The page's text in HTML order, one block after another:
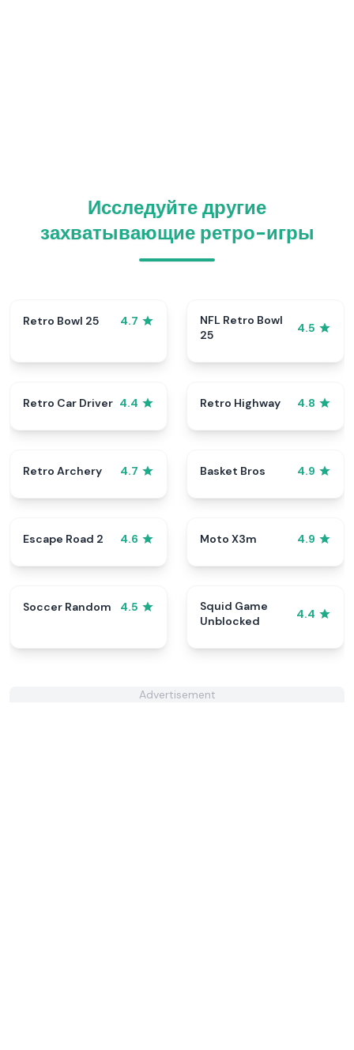
Исследуйте другие
захватывающие ретро-игры
Retro Bowl 25 4.7
NFL Retro Bowl
25
4.5
Retro Car Driver 4.4 Retro Highway 4.8
Retro Archery 4.7 Basket Bros 4.9
Escape Road 2 4.6 Moto X3m 4.9
Soccer Random 4.5
Squid Game
Unblocked
4.4
Advertisement